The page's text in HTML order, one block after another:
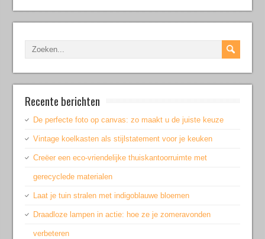
Recente berichten
De perfecte foto op canvas: zo maakt u de juiste keuze
Vintage koelkasten als stijlstatement voor je keuken
Creëer een eco-vriendelijke thuiskantoorruimte met
gerecyclede materialen
Laat je tuin stralen met indigoblauwe bloemen
Draadloze lampen in actie: hoe ze je zomeravonden
verbeteren